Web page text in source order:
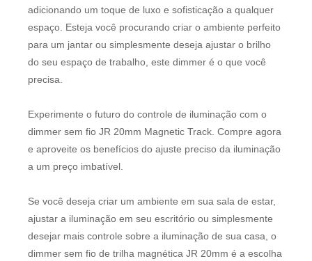
adicionando um toque de luxo e sofisticação a qualquer
espaço. Esteja você procurando criar o ambiente perfeito
para um jantar ou simplesmente deseja ajustar o brilho
do seu espaço de trabalho, este dimmer é o que você
precisa.
Experimente o futuro do controle de iluminação com o
dimmer sem fio JR 20mm Magnetic Track. Compre agora
e aproveite os benefícios do ajuste preciso da iluminação
a um preço imbatível.
Se você deseja criar um ambiente em sua sala de estar,
ajustar a iluminação em seu escritório ou simplesmente
desejar mais controle sobre a iluminação de sua casa, o
dimmer sem fio de trilha magnética JR 20mm é a escolha